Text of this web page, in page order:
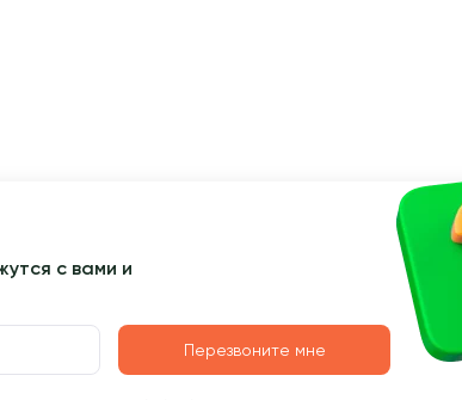
с вами и
Перезвоните мне